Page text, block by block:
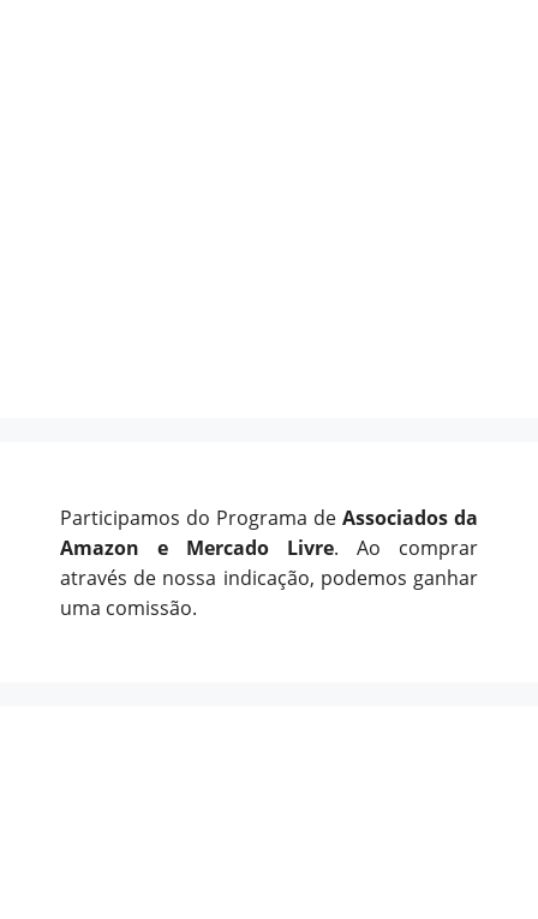
Participamos do Programa de Associados da
Amazon e Mercado Livre. Ao comprar
através de nossa indicação, podemos ganhar
uma comissão.